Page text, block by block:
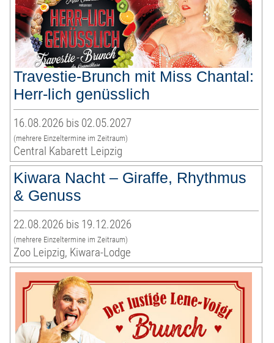
Travestie-Brunch mit Miss Chantal:
Herr-lich genüsslich
16.08.2026 bis 02.05.2027
(mehrere Einzeltermine im Zeitraum)
Central Kabarett Leipzig
Kiwara Nacht – Giraffe, Rhythmus
& Genuss
22.08.2026 bis 19.12.2026
(mehrere Einzeltermine im Zeitraum)
Zoo Leipzig, Kiwara-Lodge